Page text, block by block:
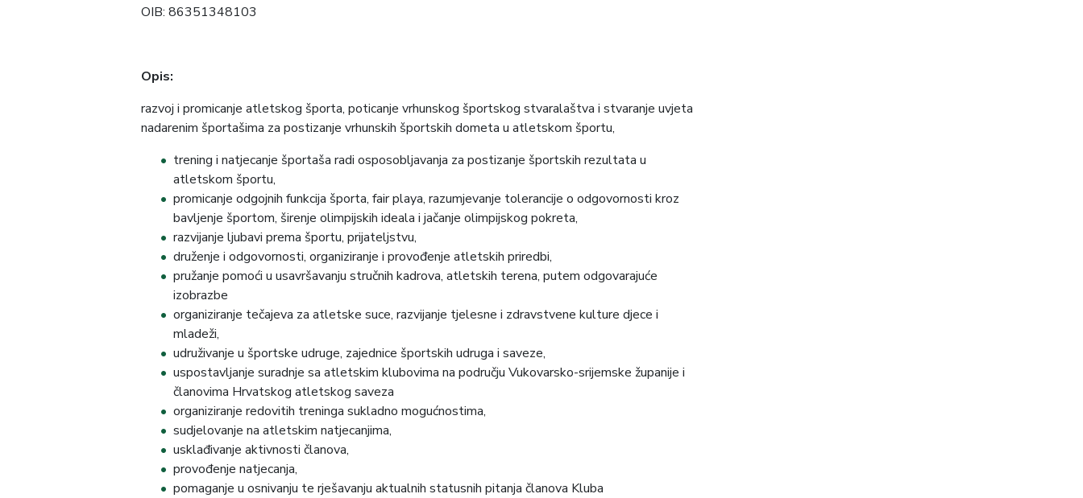
OIB: 86351348103
Opis:
razvoj i promicanje atletskog športa, poticanje vrhunskog športskog stvaralaštva i stvaranje uvjeta
nadarenim športašima za postizanje vrhunskih športskih dometa u atletskom športu,
trening i natjecanje športaša radi osposobljavanja za postizanje športskih rezultata u
atletskom športu,
promicanje odgojnih funkcija športa, fair playa, razumjevanje tolerancije o odgovornosti kroz
bavljenje športom, širenje olimpijskih ideala i jačanje olimpijskog pokreta,
razvijanje ljubavi prema športu, prijateljstvu,
druženje i odgovornosti, organiziranje i provođenje atletskih priredbi,
pružanje pomoći u usavršavanju stručnih kadrova, atletskih terena, putem odgovarajuće
izobrazbe
organiziranje tečajeva za atletske suce, razvijanje tjelesne i zdravstvene kulture djece i
mladeži,
udruživanje u športske udruge, zajednice športskih udruga i saveze,
uspostavljanje suradnje sa atletskim klubovima na području Vukovarsko-srijemske županije i
članovima Hrvatskog atletskog saveza
organiziranje redovitih treninga sukladno mogućnostima,
sudjelovanje na atletskim natjecanjima,
usklađivanje aktivnosti članova,
provođenje natjecanja,
pomaganje u osnivanju te rješavanju aktualnih statusnih pitanja članova Kluba